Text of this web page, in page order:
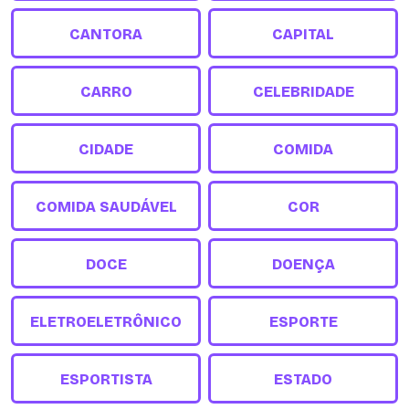
CANTORA CAPITAL
CARRO CELEBRIDADE
CIDADE COMIDA
COMIDA SAUDÁVEL COR
DOCE DOENÇA
ELETROELETRÔNICO ESPORTE
ESPORTISTA ESTADO